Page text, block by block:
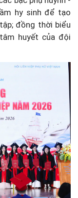
hy sinh để tạo
đồng thời biểu
huyết của đội